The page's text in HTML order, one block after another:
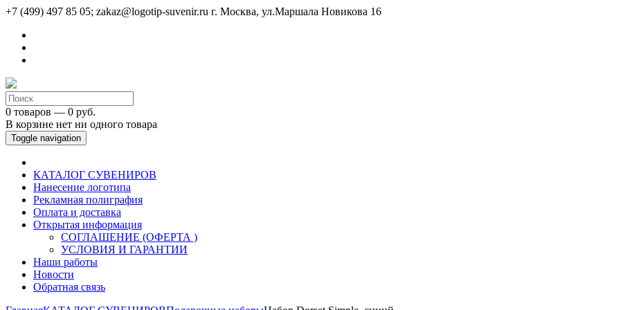
+7 (499) 497 85 05; zakaz@logotip-suvenir.ru г. Москва, ул.Маршала Новикова 16
0 товаров — 0 руб.
В корзине нет ни одного товара
Toggle navigation
КАТАЛОГ СУВЕНИРОВ
Нанесение логотипа
Рекламная полиграфия
Оплата и доставка
Открытая информация
СОГЛАШЕНИЕ (ОФЕРТА )
УСЛОВИЯ И ГАРАНТИИ
Наши работы
Новости
Обратная связь